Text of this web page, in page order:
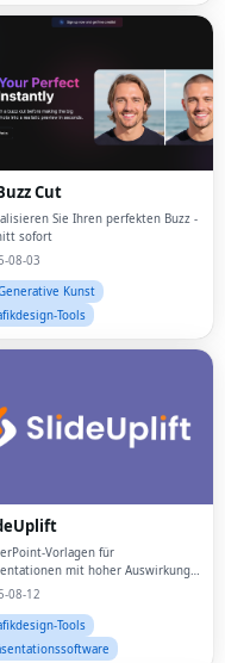
Cut
Sie Ihren perfekten Buzz -
sofort
08-03
Kunst
Tools
Vorlagen für
mit hoher Auswirkung
riesigen Bibliothek mit
08-12
Tools